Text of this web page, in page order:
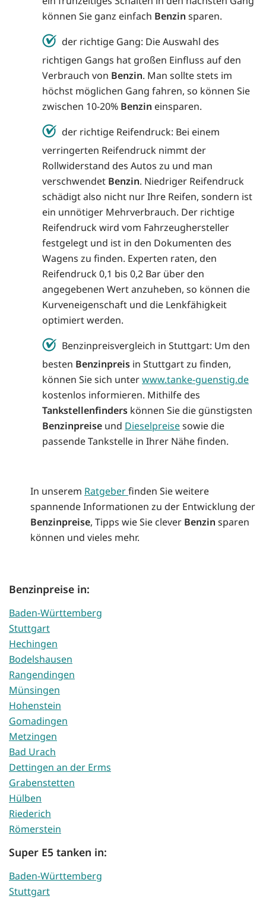
können Sie ganz einfach Benzin sparen.
der richtige Gang: Die Auswahl des
richtigen Gangs hat großen Einfluss auf den
Verbrauch von Benzin. Man sollte stets im
höchst möglichen Gang fahren, so können Sie
zwischen 10-20% Benzin einsparen.
der richtige Reifendruck: Bei einem
verringerten Reifendruck nimmt der
Rollwiderstand des Autos zu und man
verschwendet Benzin. Niedriger Reifendruck
schädigt also nicht nur Ihre Reifen, sondern ist
ein unnötiger Mehrverbrauch. Der richtige
Reifendruck wird vom Fahrzeughersteller
festgelegt und ist in den Dokumenten des
Wagens zu finden. Experten raten, den
Reifendruck 0,1 bis 0,2 Bar über den
angegebenen Wert anzuheben, so können die
Kurveneigenschaft und die Lenkfähigkeit
optimiert werden.
Benzinpreisvergleich in Stuttgart: Um den
besten Benzinpreis in Stuttgart zu finden,
können Sie sich unterwww.tanke-guenstig.de
kostenlos informieren. Mithilfe des
Tankstellenfinders können Sie die günstigsten
Benzinpreise und Dieselpreisesowie die
passende Tankstelle in Ihrer Nähe finden.
In unserem Ratgeberfinden Sie weitere
spannende Informationen zu der Entwicklung der
Benzinpreise, Tipps wie Sie clever Benzin sparen
können und vieles mehr.
Benzinpreise in:
Baden-Württemberg
Stuttgart
Hechingen
Bodelshausen
Rangendingen
Münsingen
Hohenstein
Gomadingen
Metzingen
Bad Urach
Dettingen an der Erms
Grabenstetten
Hülben
Riederich
Römerstein
Super E5 tanken in:
Baden-Württemberg
Stuttgart